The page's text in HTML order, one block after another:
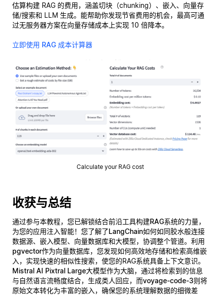
估算构建 RAG 的费用，涵盖切块（chunking）、嵌入、向量存
储/搜索和 LLM 生成。能帮助你发现节省费用的机会，最高可通
过无服务器方案在向量存储成本上实现 10 倍降本。
立即使用 RAG 成本计算器
Calculate your RAG cost
收获与总结
通过参与本教程，您已解锁结合前沿工具构建RAG系统的力量，
为您的应用注入智能！您了解了LangChain如何如同胶水般连接
数据源、嵌入模型、向量数据库和大模型，协调整个管道。利用
pgvector作为向量数据库，您发现如何高效地存储和检索高维嵌
入，实现快速的相似性搜索，使您的RAG系统具备上下文意识。
Mistral AI Pixtral Large大模型作为大脑，通过将检索到的信息
与自然语言流畅度结合，生成类人回应，而voyage-code-3则将
原始文本转化为丰富的嵌入，确保您的系统理解数据的细微差